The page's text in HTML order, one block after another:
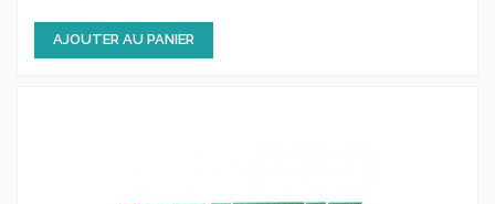
AJOUTER AU PANIER